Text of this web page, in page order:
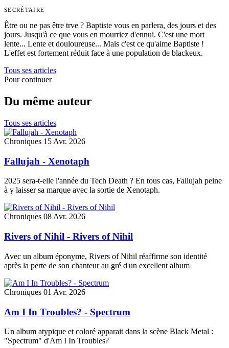
SECRÉTAIRE
Être ou ne pas être trve ? Baptiste vous en parlera, des jours et des
jours. Jusqu'à ce que vous en mourriez d'ennui. C'est une mort
lente... Lente et douloureuse... Mais c'est ce qu'aime Baptiste !
L'effet est fortement réduit face à une population de blackeux.
Tous ses articles
Pour continuer
Du même auteur
Tous ses articles
Chroniques 15 Avr. 2026
Fallujah - Xenotaph
2025 sera-t-elle l'année du Tech Death ? En tous cas, Fallujah peine
à y laisser sa marque avec la sortie de Xenotaph.
Chroniques 08 Avr. 2026
Rivers of Nihil - Rivers of Nihil
Avec un album éponyme, Rivers of Nihil réaffirme son identité
après la perte de son chanteur au gré d'un excellent album
Chroniques 01 Avr. 2026
Am I In Troubles? - Spectrum
Un album atypique et coloré apparait dans la scène Black Metal :
"Spectrum" d'Am I In Troubles?